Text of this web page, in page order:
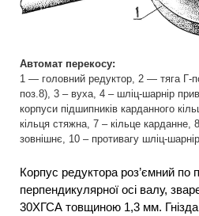
Автомат перекосу:
1 — головний редуктор, 2 — тяга Г-
поз.8), 3 – вуха, 4 – шліц-шарнір
корпуси підшипників карданного
кільця стяжна, 7 – кільце карданне,
зовнішнє, 10 – противагу шліц-
Корпус редуктора роз’ємний по
перпендикулярної осі валу,
30ХГСА товщиною 1,3 мм. Гнізда